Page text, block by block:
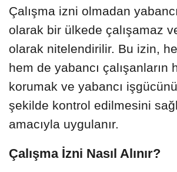
Çalışma izni olmadan
olarak bir ülkede çalışamaz
olarak nitelendirilir. Bu izin,
hem de yabancı çalışanların
korumak ve yabancı
şekilde kontrol edilmesini
amacıyla uygulanır.
Çalışma İzni Nasıl Alınır?